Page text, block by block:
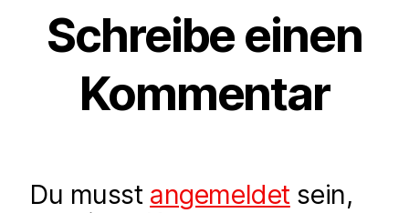
Schreibe einen
Kommentar
Du musst angemeldet sein,